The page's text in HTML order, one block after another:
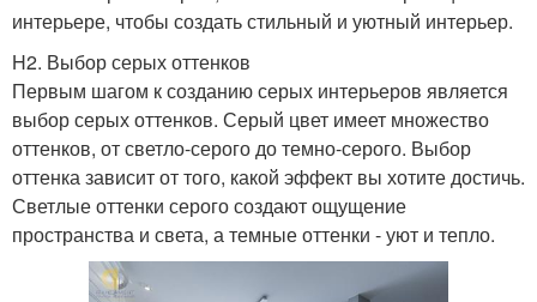
интерьере, чтобы создать стильный и уютный интерьер.
H2. Выбор серых оттенков
Первым шагом к созданию серых интерьеров является
выбор серых оттенков. Серый цвет имеет множество
оттенков, от светло-серого до темно-серого. Выбор
оттенка зависит от того, какой эффект вы хотите достичь.
Светлые оттенки серого создают ощущение
пространства и света, а темные оттенки - уют и тепло.